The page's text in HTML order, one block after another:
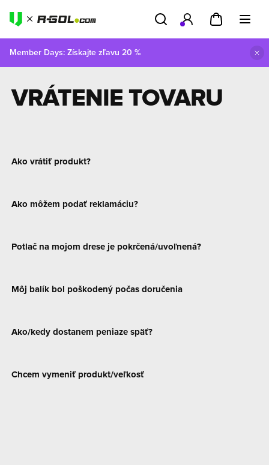
Member Days: Získajte zľavu 20 %
Predná strana FAQ
VRÁTENIE TOVARU
Ako vrátiť produkt?
Ako môžem podať reklamáciu?
Potlač na mojom drese je pokrčená/uvoľnená?
Môj balík bol poškodený počas doručenia
Ako/kedy dostanem peniaze späť?
Chcem vymeniť produkt/veľkosť